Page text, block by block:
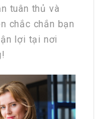
tuân thủ và
chắc chắn bạn
lợi tại nơi